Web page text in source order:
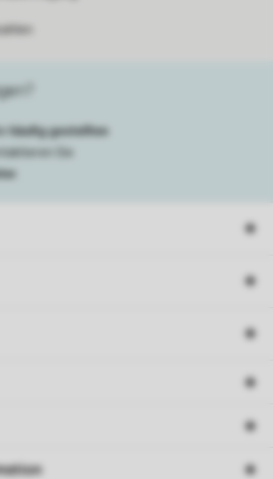
häufig gestellten
Sie